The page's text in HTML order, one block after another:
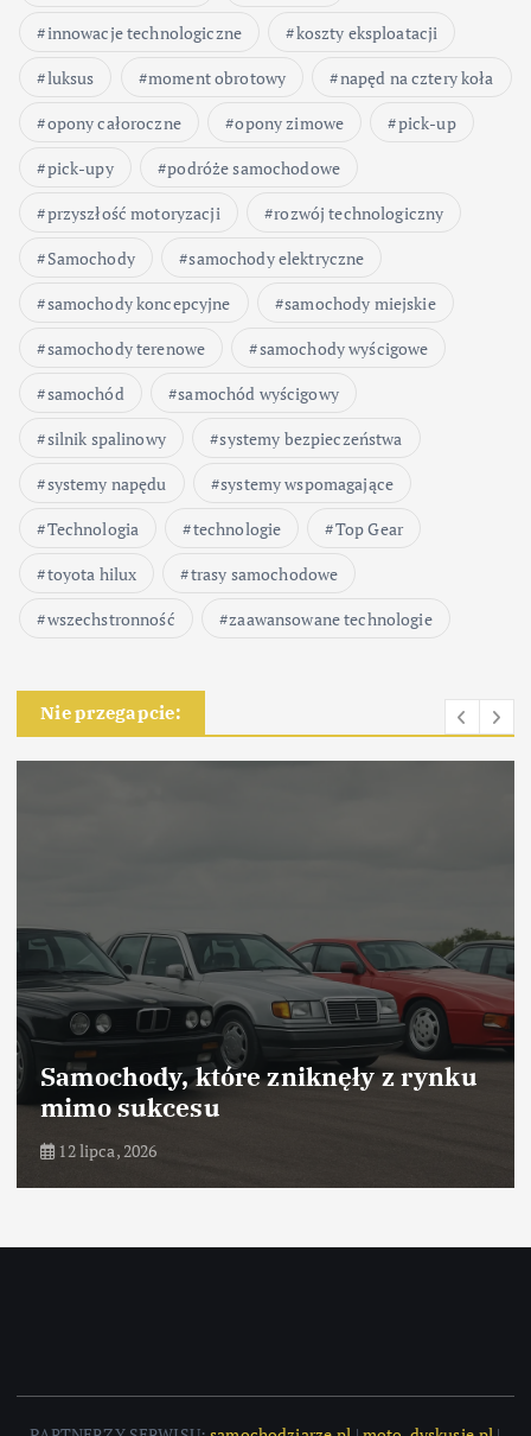
innowacje technologiczne
koszty eksploatacji
luksus
moment obrotowy
napęd na cztery koła
opony całoroczne
opony zimowe
pick-up
pick-upy
podróże samochodowe
przyszłość motoryzacji
rozwój technologiczny
Samochody
samochody elektryczne
samochody koncepcyjne
samochody miejskie
samochody terenowe
samochody wyścigowe
samochód
samochód wyścigowy
silnik spalinowy
systemy bezpieczeństwa
systemy napędu
systemy wspomagające
Technologia
technologie
Top Gear
toyota hilux
trasy samochodowe
wszechstronność
zaawansowane technologie
Nie przegapcie:
Samochody, które odniosły sukces
dzięki marketingowi
10 lipca, 2026